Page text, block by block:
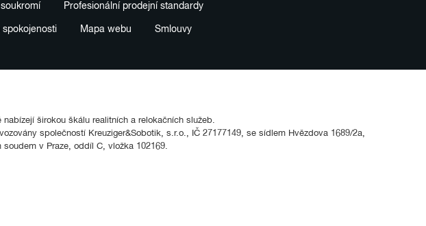
Profesionální prodejní standardy
spokojenosti Mapa webu Smlouvy
širokou škálu realitních a relokačních služeb.
společností Kreuziger&Sobotik, s.r.o., IČ 27177149, se sídlem Hvězdova 1689/2a,
v Praze, oddíl C, vložka 102169.